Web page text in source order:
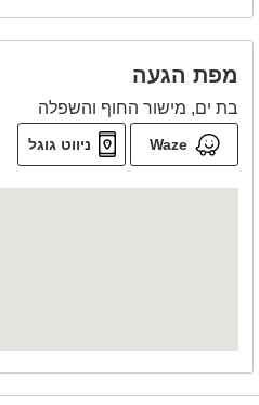
מפת הגעה
בת ים, מישור החוף והשפלה
Waze ניווט גוגל